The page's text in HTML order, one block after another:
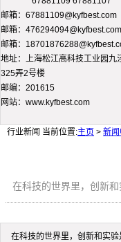
邮箱：67881109@kyfbest.com
邮箱：476294094@kyfbest.com
邮箱：
地址：上海松江高科技工业园九
325弄2号楼
邮编：201615
网站：www.kyfbest.com
行业新闻 当前位置:主页 > 新
在科技的世界里，创新
在科技的世界里，创新和实